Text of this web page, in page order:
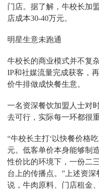
门店。据了解，牛校长加
店成本30-40万元。
明星生意未跑通
牛校长的商业模式并不复
IP和社媒流量完成获客，
价牛排做成快餐生意。
一名资深餐饮加盟人士对
去可行，实际每一环都很重
“牛校长主打‘以快餐价格
元。低客单价本身能够制
性价比的环境下，一份二
台上的传播点。”上述资
说，牛肉原料、门店租金